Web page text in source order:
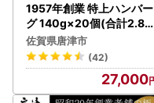
1957年創業 特上ハンバー
グ 140g×20個(合計2.8kg
) ハンバーグ
佐賀県唐津市
(42)
27,000